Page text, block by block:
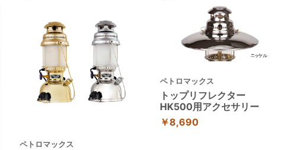
ペトロマックス
ペトロマックス
トップリフレクター
HK500用アクセサリー
￥8,690